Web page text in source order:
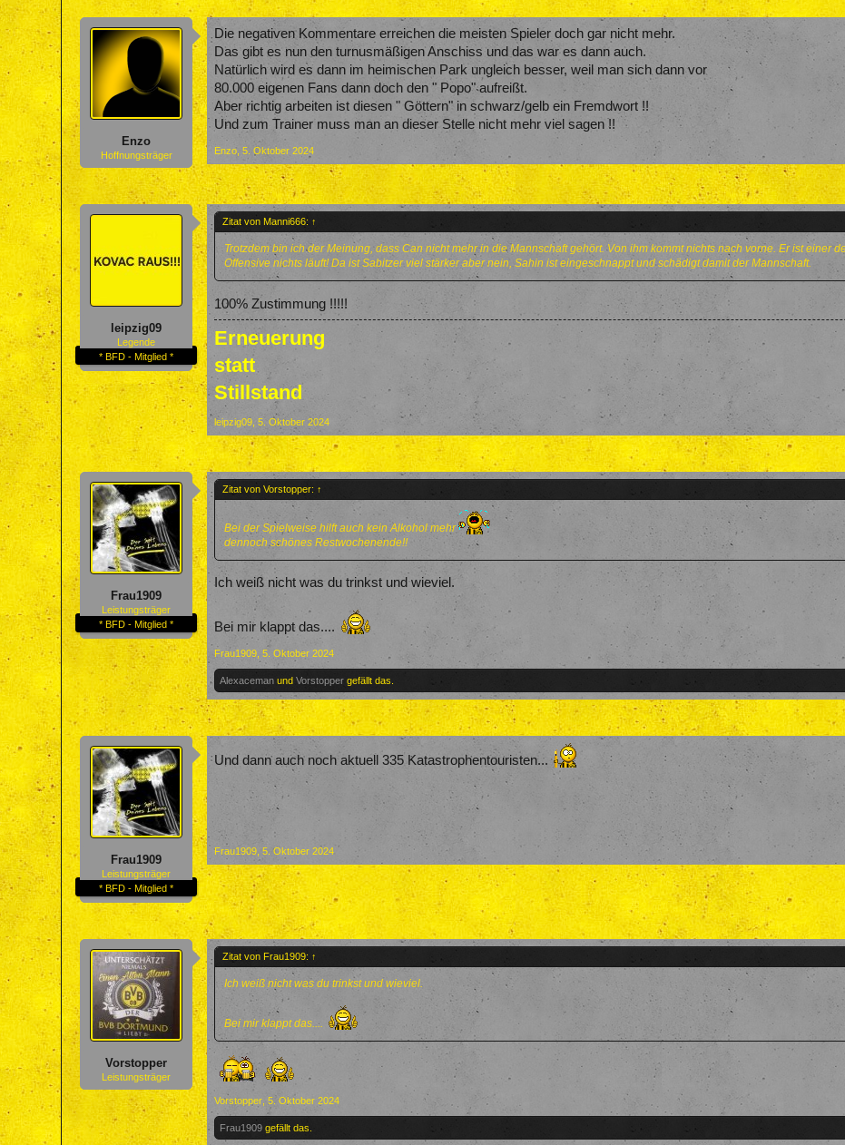
Enzo
Hoffnungsträger
Die negativen Kommentare erreichen die meisten Spieler doch gar nicht mehr.
Das gibt es nun den turnusmäßigen Anschiss und das war es dann auch.
Natürlich wird es dann im heimischen Park ungleich besser, weil man sich dann vor
80.000 eigenen Fans dann doch den " Popo" aufreißt.
Aber richtig arbeiten ist diesen " Göttern" in schwarz/gelb ein Fremdwort !!
Und zum Trainer muss man an dieser Stelle nicht mehr viel sagen !!
Enzo 5. Oktober 2024
leipzig09
Legende
* BFD - Mitglied *
Zitat von Manni666: ↑
Trotzdem bin ich der Meinung, dass Can nicht mehr in die Mannschaft gehört. Von ihm kommt nichts nach vorne. Er ist einer
Offensive nichts läuft! Da ist Sabitzer viel stärker aber nein, Sahin ist eingeschnappt und schädigt damit der Mannschaft.
100% Zustimmung !!!!!
Erneuerung
statt
Stillstand
leipzig09 5. Oktober 2024
Frau1909
Leistungsträger
* BFD - Mitglied *
Zitat von Vorstopper: ↑
Bei der Spielweise hilft auch kein Alkohol mehr
dennoch schönes Restwochenende!!
Ich weiß nicht was du trinkst und wieviel.
Bei mir klappt das....
Frau1909 5. Oktober 2024
Alexaceman undVorstopper gefällt das.
Frau1909
Leistungsträger
* BFD - Mitglied *
Und dann auch noch aktuell 335 Katastrophentouristen...
Frau1909 5. Oktober 2024
Vorstopper
Leistungsträger
Zitat von Frau1909: ↑
Ich weiß nicht was du trinkst und wieviel.
Bei mir klappt das....
Vorstopper 5. Oktober 2024
Frau1909 gefällt das.